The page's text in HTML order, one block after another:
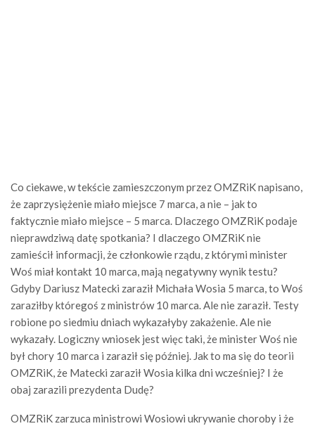
Co ciekawe, w tekście zamieszczonym przez OMZRiK napisano,
że zaprzysiężenie miało miejsce 7 marca, a nie – jak to
faktycznie miało miejsce – 5 marca. Dlaczego OMZRiK podaje
nieprawdziwą datę spotkania? I dlaczego OMZRiK nie
zamieścił informacji, że członkowie rządu, z którymi minister
Woś miał kontakt 10 marca, mają negatywny wynik testu?
Gdyby Dariusz Matecki zaraził Michała Wosia 5 marca, to Woś
zaraziłby któregoś z ministrów 10 marca. Ale nie zaraził. Testy
robione po siedmiu dniach wykazałyby zakażenie. Ale nie
wykazały. Logiczny wniosek jest więc taki, że minister Woś nie
był chory 10 marca i zaraził się później. Jak to ma się do teorii
OMZRiK, że Matecki zaraził Wosia kilka dni wcześniej? I że
obaj zarazili prezydenta Dudę?
OMZRiK zarzuca ministrowi Wosiowi ukrywanie choroby i że